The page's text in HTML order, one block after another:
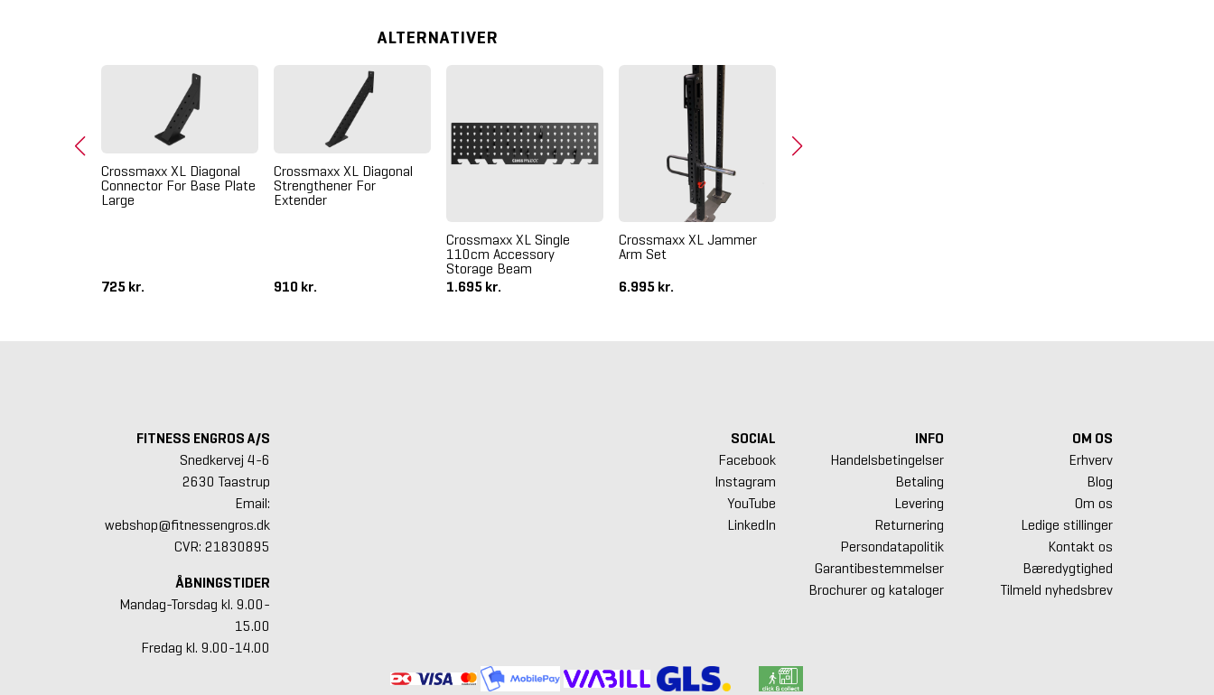
ALTERNATIVER
Crossmaxx XL Diagonal
Connector For Base Plate
Large
725 kr.
Crossmaxx XL Diagonal
Strengthener For
Extender
910 kr.
Crossmaxx XL Single
110cm Accessory
Storage Beam
1.695 kr.
Crossmaxx XL Jammer
Arm Set
6.995 kr.
FITNESS ENGROS A/S
Snedkervej 4-6
2630 Taastrup
Email:
webshop@fitnessengros.dk
CVR: 21830895
ÅBNINGSTIDER
Mandag-Torsdag kl. 9.00-
15.00
Fredag kl. 9.00-14.00
SOCIAL
Facebook
Instagram
YouTube
LinkedIn
INFO
Handelsbetingelser
Betaling
Levering
Returnering
Persondatapolitik
Garantibestemmelser
Brochurer og kataloger
OM OS
Erhverv
Blog
Om os
Ledige stillinger
Kontakt os
Bæredygtighed
Tilmeld nyhedsbrev